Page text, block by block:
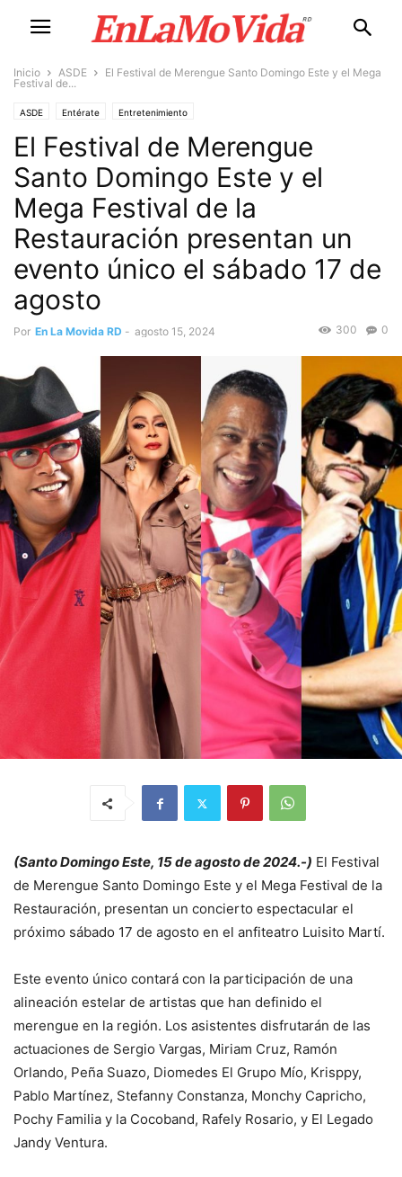
Inicio ASDE
El Festival de Merengue Santo Domingo Este y el Mega
Festival de...
ASDE Entérate Entretenimiento
El Festival de Merengue
Santo Domingo Este y el
Mega Festival de la
Restauración presentan un
evento único el sábado 17 de
agosto
Por En La Movida RD - agosto 15, 2024 0
300
(Santo Domingo Este, 15 de agosto de 2024.-) El Festival
de Merengue Santo Domingo Este y el Mega Festival de la
Restauración, presentan un concierto espectacular el
próximo sábado 17 de agosto en el anfiteatro Luisito Martí.
Este evento único contará con la participación de una
alineación estelar de artistas que han definido el
merengue en la región. Los asistentes disfrutarán de las
actuaciones de Sergio Vargas, Miriam Cruz, Ramón
Orlando, Peña Suazo, Diomedes El Grupo Mío, Krisppy,
Pablo Martínez, Stefanny Constanza, Monchy Capricho,
Pochy Familia y la Cocoband, Rafely Rosario, y El Legado
Jandy Ventura.